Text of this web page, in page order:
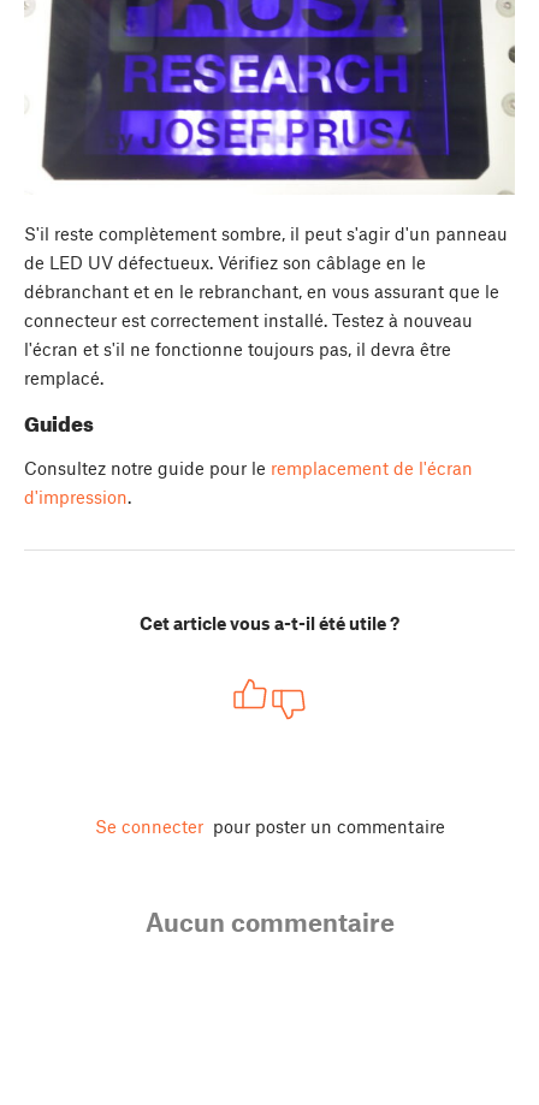
S'il reste complètement sombre, il peut s'agir d'un panneau
de LED UV défectueux. Vérifiez son câblage en le
débranchant et en le rebranchant, en vous assurant que le
connecteur est correctement installé. Testez à nouveau
l'écran et s'il ne fonctionne toujours pas, il devra être
remplacé.
Guides
Consultez notre guide pour le remplacement de l'écran
d'impression.
Cet article vous a-t-il été utile ?
Se connecter pour poster un commentaire
Aucun commentaire